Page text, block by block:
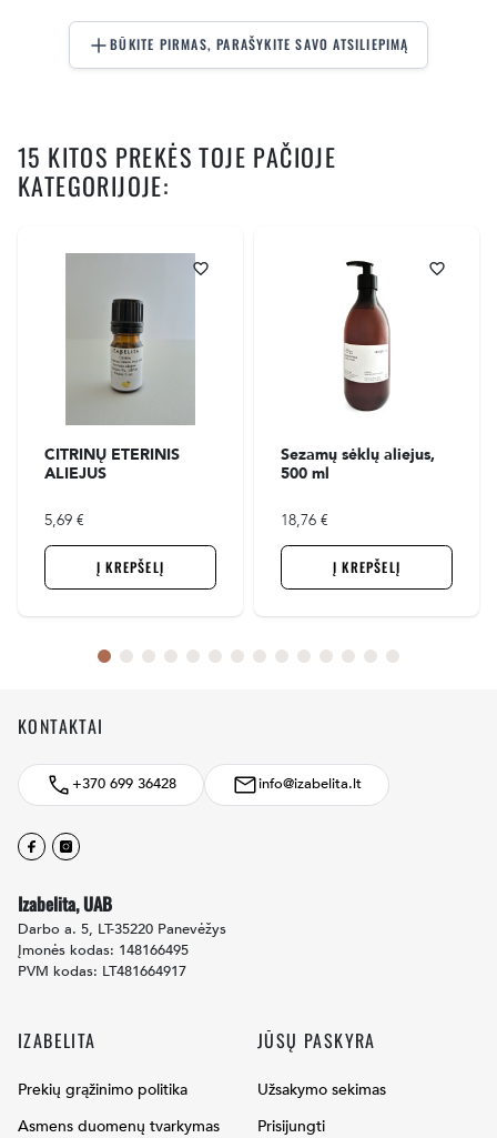
BŪKITE PIRMAS, PARAŠYKITE SAVO ATSILIEPIMĄ
15 KITOS PREKĖS TOJE PAČIOJE
KATEGORIJOJE:
favorite_border
CITRINŲ ETERINIS
ALIEJUS
5,69 €
Į KREPŠELĮ
favorite_border
Sezamų sėklų aliejus,
500 ml
18,76 €
Į KREPŠELĮ
KONTAKTAI
+370 699 36428 info@izabelita.lt
FacebookInstagram
Izabelita, UAB
Darbo a. 5, LT-35220 Panevėžys
Įmonės kodas: 148166495
PVM kodas: LT481664917
IZABELITA
Prekių grąžinimo politika
Asmens duomenų tvarkymas
JŪSŲ PASKYRA
Užsakymo sekimas
Prisijungti